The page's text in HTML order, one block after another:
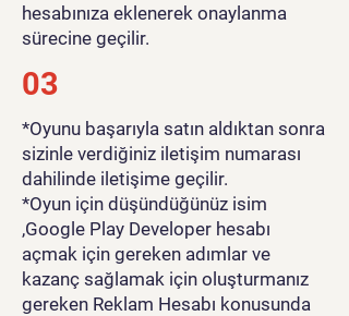
hesabınıza eklenerek onaylanma
sürecine geçilir.
03
*Oyunu başarıyla satın aldıktan sonra
sizinle verdiğiniz iletişim numarası
dahilinde iletişime geçilir.
*Oyun için düşündüğünüz isim
,Google Play Developer hesabı
açmak için gereken adımlar ve
kazanç sağlamak için oluşturmanız
gereken Reklam Hesabı konusunda